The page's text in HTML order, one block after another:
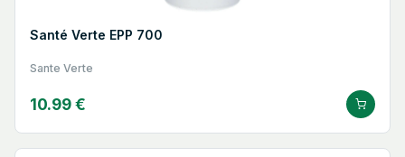
Santé Verte EPP 700
Sante Verte
10.99 €